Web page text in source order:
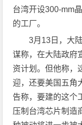
台湾开设300-mm
的工厂。
3月13日，大
谋称，在大陆政府
资计划。但他称，
迎，还要美国五角
告称，要建的这个
压制台湾芯片制造